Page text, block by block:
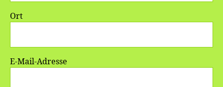
Ort
E-Mail-Adresse